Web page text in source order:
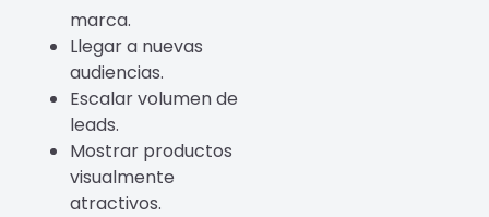
marca.
Llegar a nuevas
audiencias.
Escalar volumen de
leads.
Mostrar productos
visualmente
atractivos.